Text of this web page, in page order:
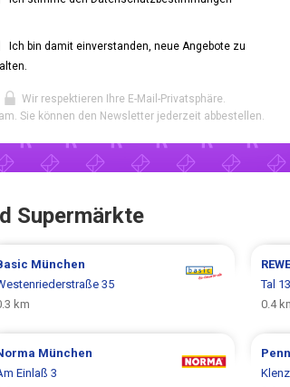
Ich bin damit einverstanden, neue Angebote zu
Wir respektieren Ihre E-Mail-Privatsphäre.
Sie können den Newsletter jederzeit abbestellen.
Supermärkte
München
35
km
Tal 13
0.4
München
Einlaß 3